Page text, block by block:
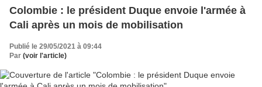
Colombie : le président Duque envoie l'armée à
Cali après un mois de mobilisation
Publié le 29/05/2021 à 09:44
Par (voir l'article)